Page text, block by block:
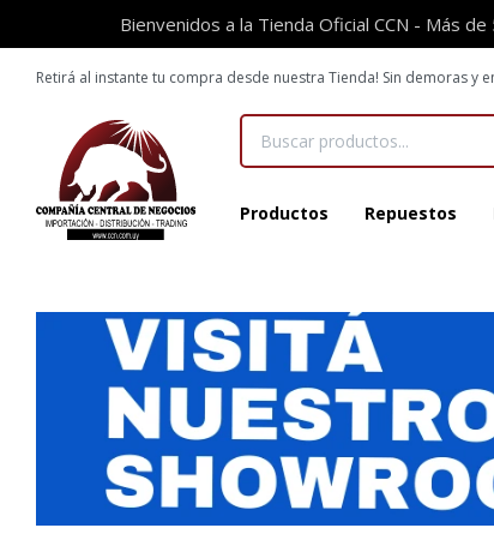
Bienvenidos a la Tienda Oficial CCN - Más
Productos Repuestos
Retirá al instante tu compra desde nuestra Tienda! Sin demoras